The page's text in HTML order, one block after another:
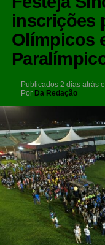
inscrições
Olímpicos
Publicados 2 dias atrás
Por Da Redação